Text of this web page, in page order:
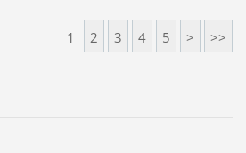
1 2 3 4 5 > >>